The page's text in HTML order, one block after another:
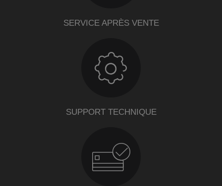
SERVICE APRÈS VENTE
SUPPORT TECHNIQUE